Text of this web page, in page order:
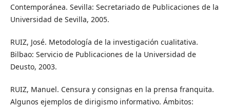
Contemporánea. Sevilla: Secretariado de Publicaciones de la
Universidad de Sevilla, 2005.
RUIZ, José. Metodología de la investigación cualitativa.
Bilbao: Servicio de Publicaciones de la Universidad de
Deusto, 2003.
RUIZ, Manuel. Censura y consignas en la prensa franquita.
Algunos ejemplos de dirigismo informativo. Ámbitos: